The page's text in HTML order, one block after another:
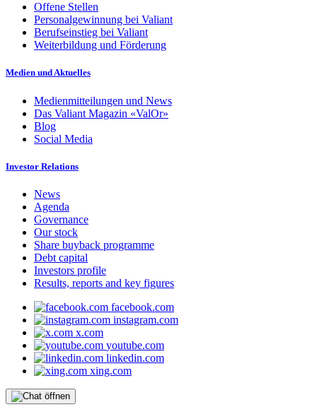
Offene Stellen
Personalgewinnung bei Valiant
Berufseinstieg bei Valiant
Weiterbildung und Förderung
Medien und Aktuelles
Medienmitteilungen und News
Das Valiant Magazin «ValOr»
Blog
Social Media
Investor Relations
News
Agenda
Governance
Our stock
Share buyback programme
Debt capital
Investors profile
Results, reports and key figures
facebook.com
instagram.com
x.com
youtube.com
linkedin.com
xing.com